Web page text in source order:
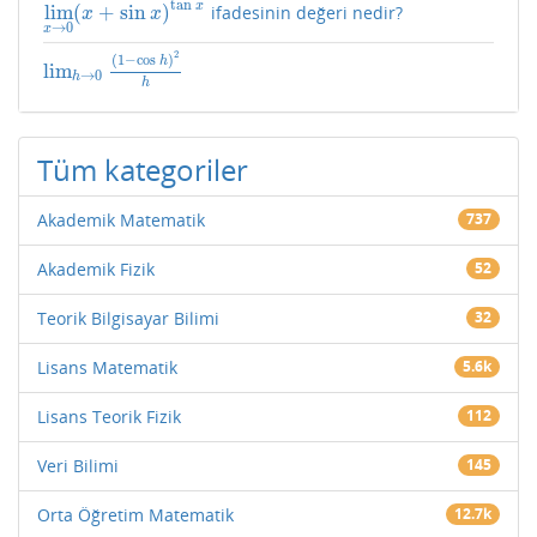
lim
x→0
(x + sinx)tan x
limx→ 0(x +sinx)tanx ifadesinin değeri nedir?
limh→0
(1−cos h)2
h
limh→0 1−cosh)2
Tüm kategoriler
Akademik Matematik 737
Akademik Fizik 52
Teorik Bilgisayar Bilimi 32
Lisans Matematik 5.6k
Lisans Teorik Fizik 112
Veri Bilimi 145
Orta Öğretim Matematik 12.7k